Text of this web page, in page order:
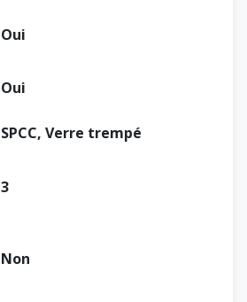
Oui
Oui
SPCC, Verre trempé
3
Non